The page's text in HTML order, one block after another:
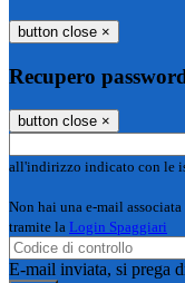
button close ×
Recupero
button close ×
all'indirizzo indicato con le
Non hai una e-mail
tramite la Login Spaggiari
E-mail inviata, si prega